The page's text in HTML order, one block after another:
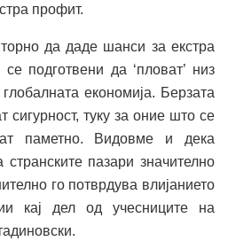
профит.
да даде шанси за екстра
подготвени да ‘пловат’ низ
економија. Берзата
сигурност, туку за оние што се
паметно. Видовме и дека
пазари значително
го потврдува влијанието
кај дел од учесниците на